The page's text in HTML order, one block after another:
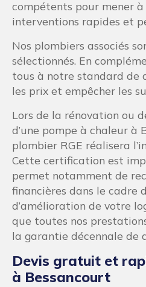
compétents pour mener à
interventions rapides et
Nos plombiers associés
sélectionnés. En
tous à notre standard
les prix et empêcher les
Lors de la rénovation ou
d’une pompe à chaleur à
plombier RGE réalisera
Cette certification est
permet notamment de
financières dans le cadre
d’amélioration de votre
que toutes nos
la garantie décennale de
Devis gratuit et
à Bessancourt